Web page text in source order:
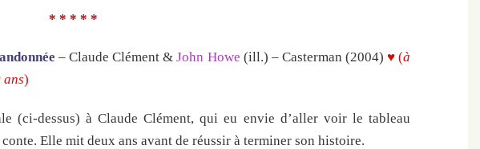
* * * * *
– Claude Clément &John Howe (ill.) – Casterman (2004) ♥ (à
)
(ci-dessus) à Claude Clément, qui eu envie d’aller voir le tableau
Elle mit deux ans avant de réussir à terminer son histoire.